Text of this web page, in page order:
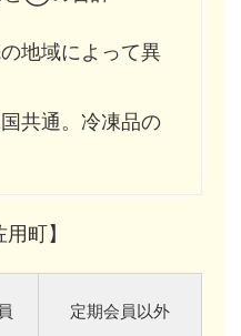
地域によって異
共通。冷凍品の
町】
定期会員以外